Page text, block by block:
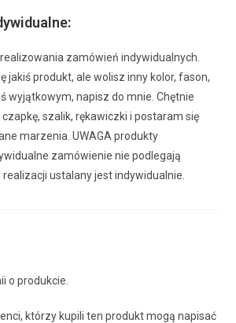
zamówień indywidualnych.
jakiś produkt, ale wolisz inny kolor, fason,
wyjątkowym, napisz do mnie. Chętnie
szalik, rękawiczki i postaram się
marzenia. UWAGA produkty
zamówienie nie podlegają
ustalany jest indywidualnie.
o produkcie.
którzy kupili ten produkt mogą napisać